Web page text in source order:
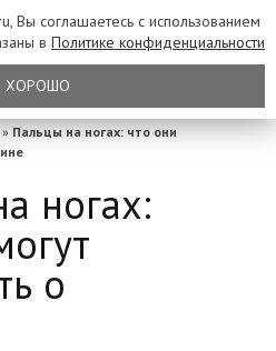
» Пальцы на ногах: что они
ногах:
о
Вы соглашаетесь с использованием
в Политике конфиденциальности
ХОРОШО